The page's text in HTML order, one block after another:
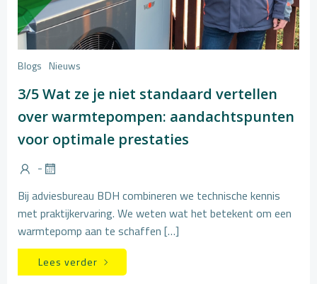
Blogs Nieuws
3/5 Wat ze je niet standaard vertellen
over warmtepompen: aandachtspunten
voor optimale prestaties
-
Bij adviesbureau BDH combineren we technische kennis
met praktijkervaring. We weten wat het betekent om een
warmtepomp aan te schaffen […]
Lees verder